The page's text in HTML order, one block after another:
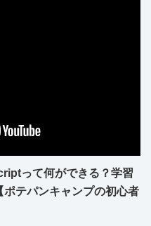
って何ができる？学習
テパンキャンプの初心者